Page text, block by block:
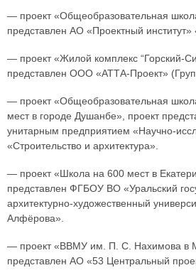
— проект «Общеобразовательная
представлен АО «Проектный институт»
— проект «Жилой комплекс “Горский-
представлен ООО «АТТА-Проект»
— проект «Общеобразовательная
мест в городе Душанбе», проект
унитарным предприятием «Научно-
«Строительство и архитектура».
— проект «Школа на 600 мест в
представлен ФГБОУ ВО «Уральский
архитектурно-художественный
Алфёрова».
— проект «ВВМУ им. П. С. Нахимова в
представлен АО «53 Центральный